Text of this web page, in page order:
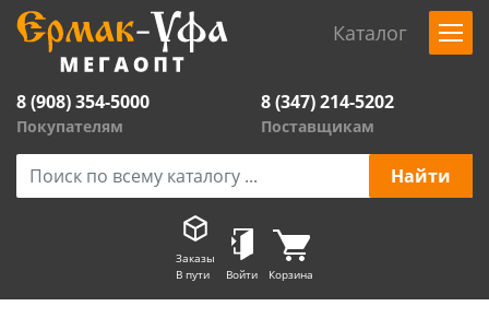
Каталог
8 (908) 354-5000
Покупателям
8 (347) 214-5202
Поставщикам
Заказы
В пути
Войти Корзина